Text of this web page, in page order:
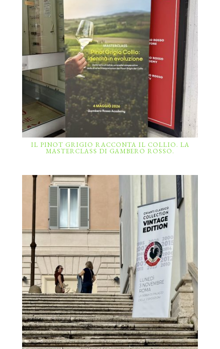
IL PINOT GRIGIO RACCONTA IL COLLIO. LA
MASTERCLASS DI GAMBERO ROSSO.